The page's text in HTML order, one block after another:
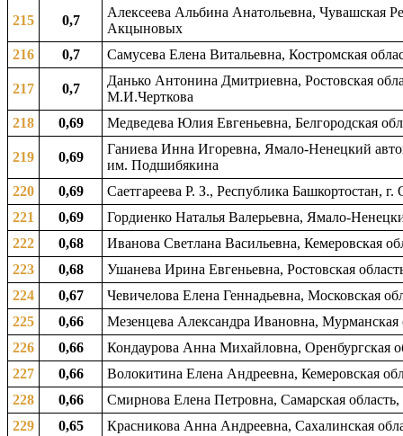
215 0,7
Алексеева Альбина Анатольевна, Чувашская
Акцыновых
216
0,7 Самусева Елена Витальевна, Костромская
217 0,7
Данько Антонина Дмитриевна, Ростовская
М.И.Черткова
218
0,69 Медведева Юлия Евгеньевна, Белгородская
219 0,69
Ганиева Инна Игоревна, Ямало-Ненецкий
им. Подшибякина
220
0,69
Саетгареева Р. З., Республика Башкортостан,
221
0,69
Гордиенко Наталья Валерьевна, Ямало-
222
0,68
Иванова Светлана Васильевна, Кемеровская
223
0,68
Ушанева Ирина Евгеньевна, Ростовская
224
0,67
Чевичелова Елена Геннадьевна, Московская
225
0,66
Мезенцева Александра Ивановна, Мурманская
226
0,66
Кондаурова Анна Михайловна, Оренбургская
227
0,66
Волокитина Елена Андреевна, Кемеровская
228
0,66
Смирнова Елена Петровна, Самарская
229
0,65
Красникова Анна Андреевна, Сахалинская